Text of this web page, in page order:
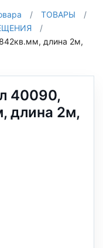
/ ТОВАРЫ
/
/
длина 2м,
40090,
длина 2м,